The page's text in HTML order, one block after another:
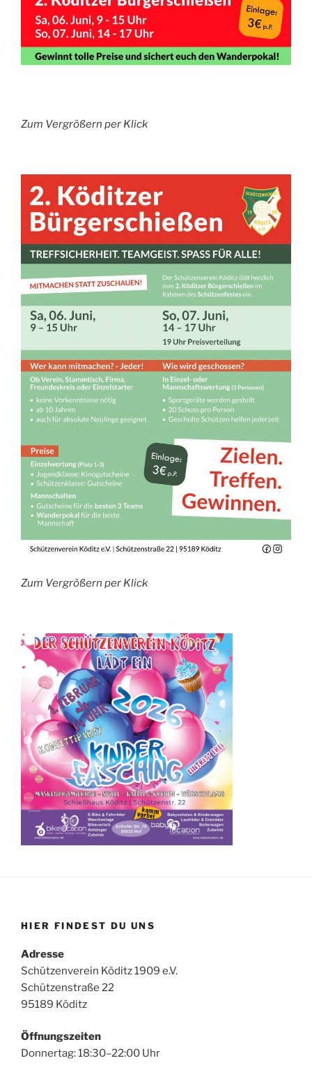
Zum Vergrößern per Klick
Zum Vergrößern per Klick
HIER FINDEST DU UNS
Adresse
Schützenverein Köditz 1909 e.V.
Schützenstraße 22
95189 Köditz
Öffnungszeiten
Donnertag: 18:30–22:00 Uhr